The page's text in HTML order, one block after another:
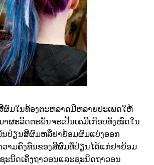
ມ​ໃນ​ທ້ອງຕະຫ​ລາດ​ມີ​ຫລາຍ​ປະ​ເພດ​ໃຫ້​
າ​ຜະລິດຕະພັນ​ຈະ​ເປັນ​ເຄ​ມີ​ເກືອບ​ທັງ​ໝົດໃນ​
ປ່ຽນ​ສີ​ຜົມ​ຫລື​ຢາ​ຍ້ອມ​ຜົມແບ່ງ​ອອກ​
ວາມ​ຄົງ​ທົນ​ຂອງ​ສີ​ຜົມ​ທີ່​ປ່ຽນໄດ້​ແກ່ຢາ​ຍ້ອມ​
ະນິດ​ເຄິ່ງ​ຖາວອນແລະ​ຊະນິດ​ຖາວອນ